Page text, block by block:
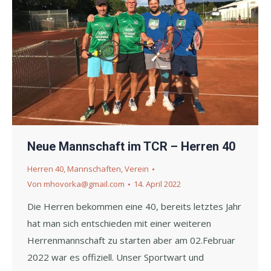
Neue Mannschaft im TCR – Herren 40
Herren 40,Mannschaften,Verein
Von mhovorka@gmail.com 14. April 2022
Die Herren bekommen eine 40, bereits letztes Jahr
hat man sich entschieden mit einer weiteren
Herrenmannschaft zu starten aber am 02.Februar
2022 war es offiziell. Unser Sportwart und